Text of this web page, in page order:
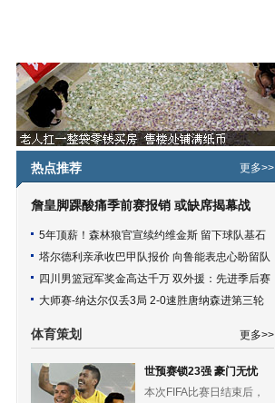
热点推荐 更多>>
詹皇脚踝酸痛季前赛报销 或缺席揭幕战
5年顶薪！森林狼官宣续约维金斯 留下球队基石
塔尔德利亲承收巴甲队报价 向鲁能表忠心盼留队
四川男篮冠军奖金高达千万 双外援：先进季后赛
大师赛-纳达尔仅丢3局 2-0速胜唐纳森进第三轮
体育策划 更多>>
世预赛锁23强 豪门无忧
本次FIFA比赛日结束后，